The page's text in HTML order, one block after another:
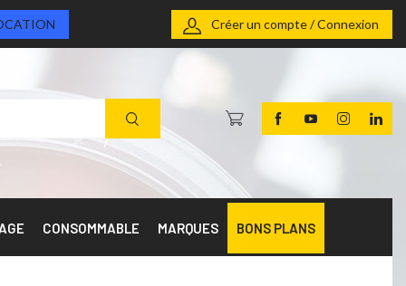
Créer un compte / Connexion
CONSOMMABLE MARQUES BONS PLANS